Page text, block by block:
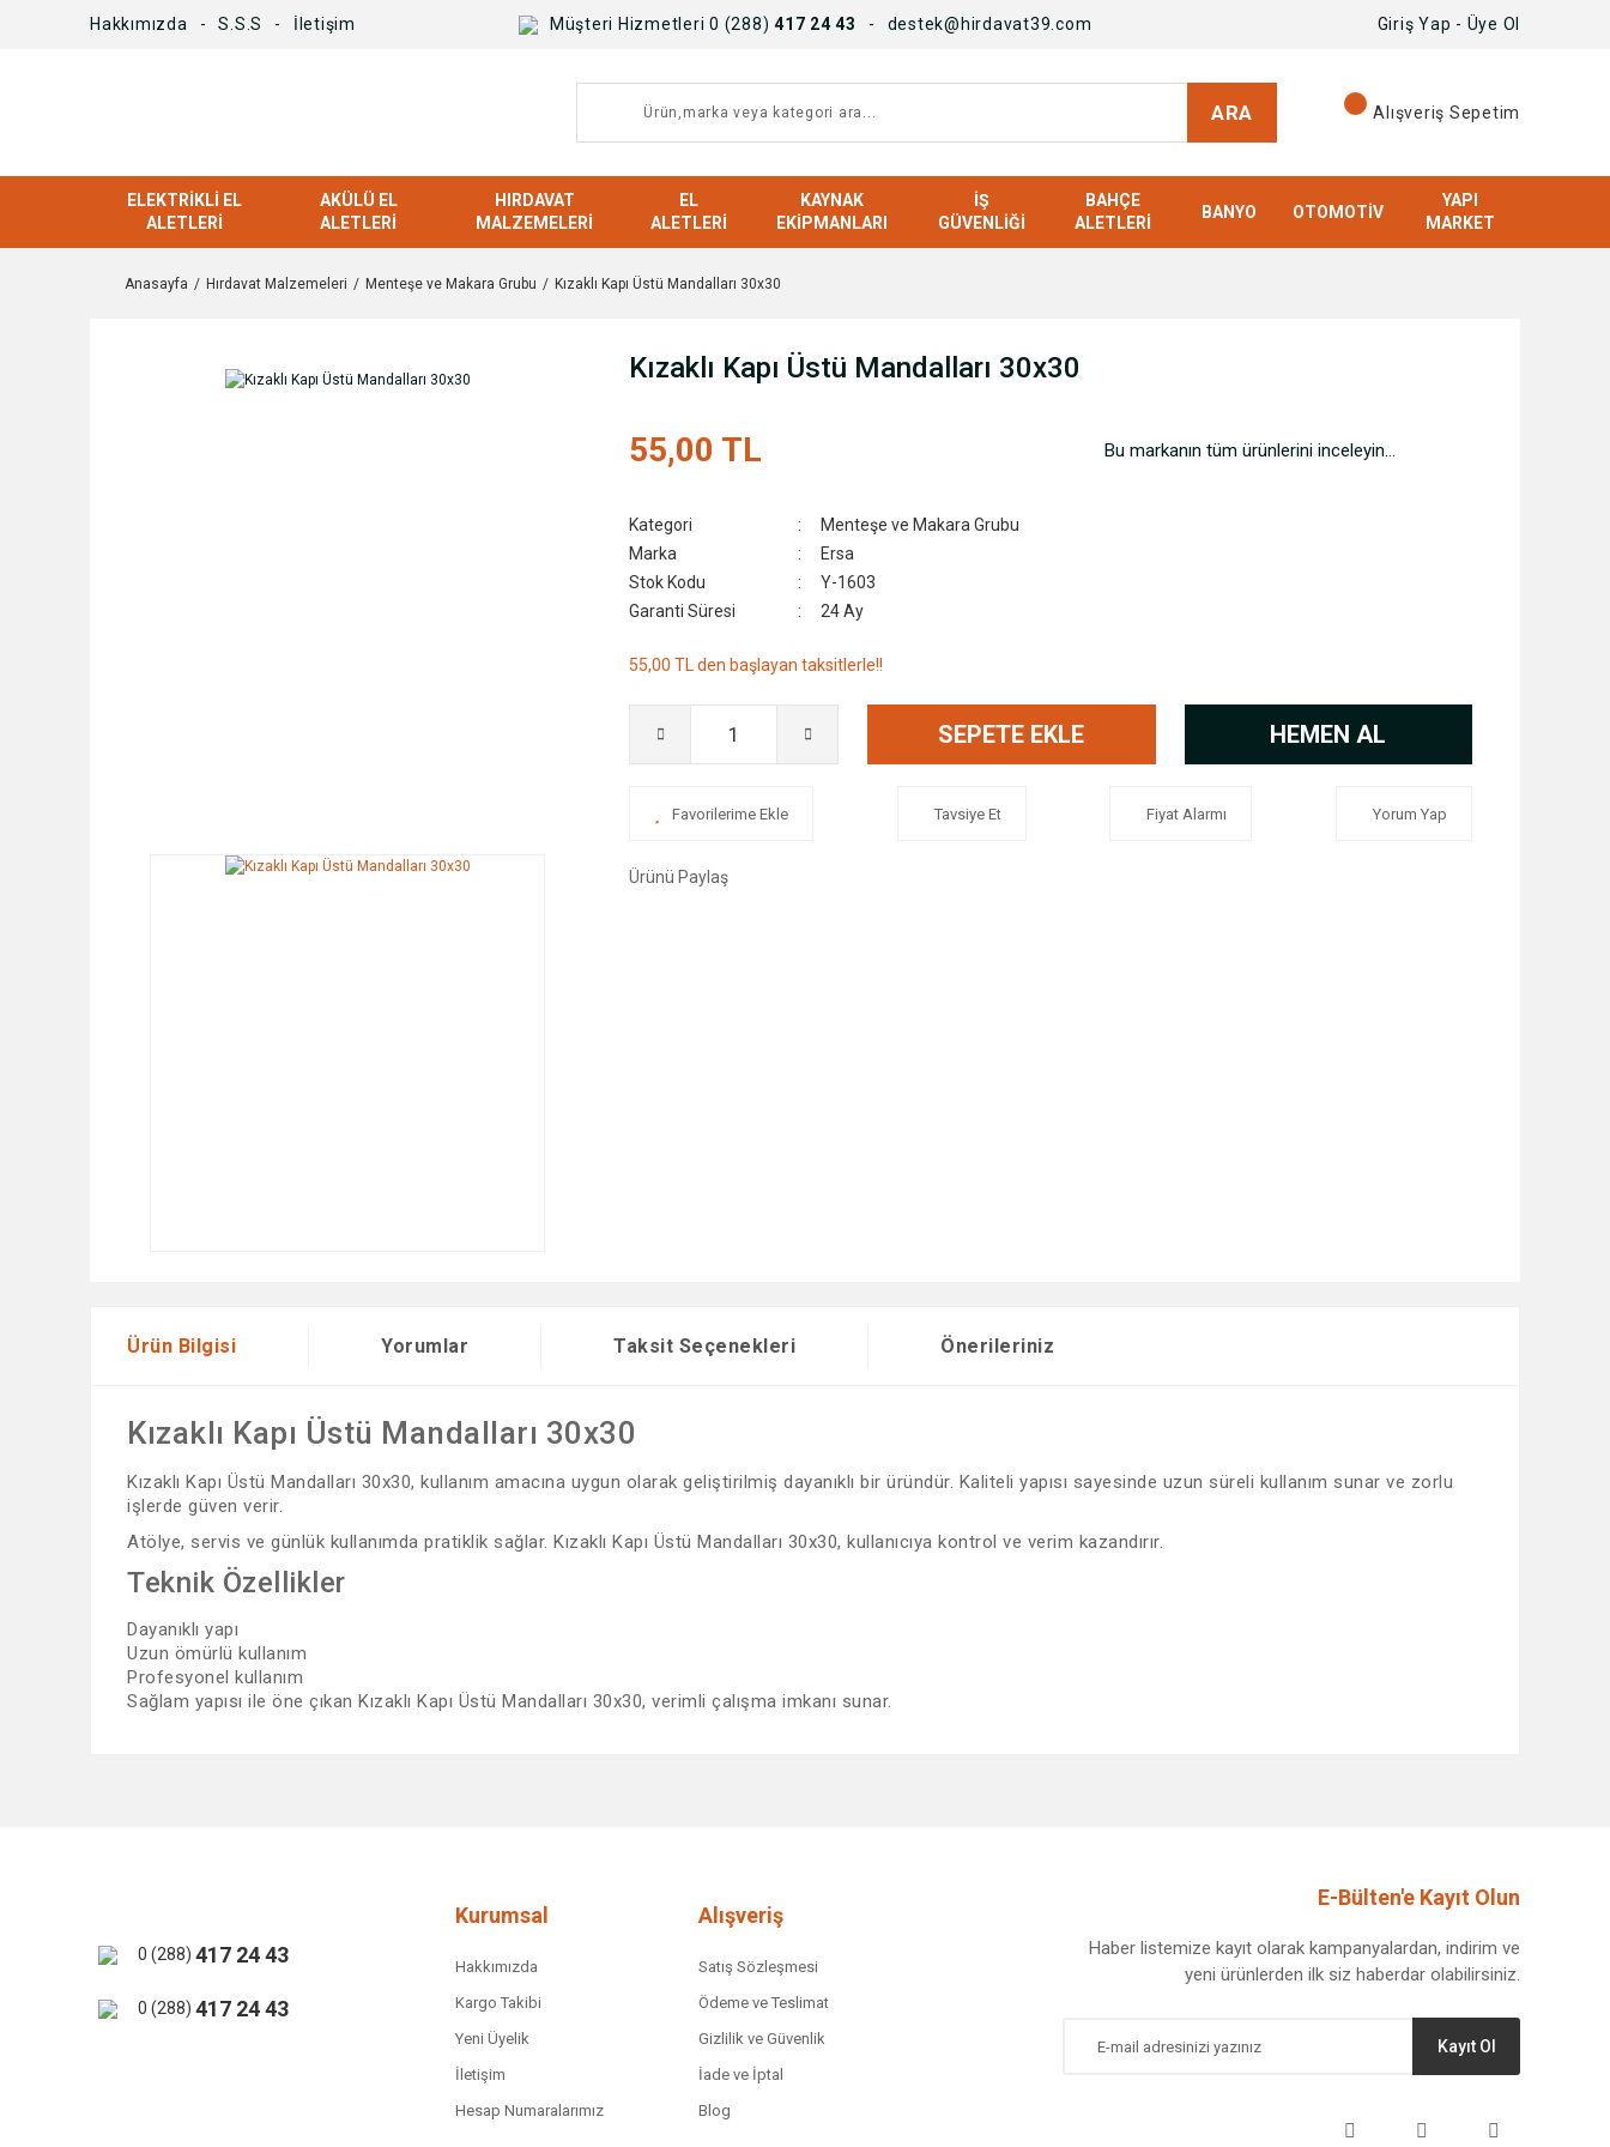
Hakkımızda S.S.S İletişim Müşteri Hizmetleri 0 (288) 417 24 43 destek@hirdavat39.com Giriş Yap - Üye Ol
ARA Alışveriş Sepetim
ELEKTRIKLI EL
ALETLERI
AKÜLÜ EL
ALETLERI
HIRDAVAT
MALZEMELERI
EL
ALETLERI
KAYNAK
EKIPMANLARI
İŞ
GÜVENLIĞI
BAHÇE
ALETLERI
BANYO OTOMOTIV
YAPI
MARKET
Anasayfa Hırdavat Malzemeleri Menteşe ve Makara Grubu Kızaklı Kapı Üstü Mandalları 30x30
Kızaklı Kapı Üstü Mandalları 30x30
55,00 TL Bu markanın tüm ürünlerini inceleyin...
Kategori
Menteşe ve Makara Grubu
Marka
Ersa
Stok Kodu
Y-1603
Garanti Süresi
24 Ay
55,00 TL den başlayan taksitlerle!!
SEPETE EKLE HEMEN AL
Tavsiye Et Fiyat Alarmı Yorum Yap
Ürünü Paylaş
Ürün Bilgisi Yorumlar Taksit Seçenekleri Önerileriniz
Kızaklı Kapı Üstü Mandalları 30x30
Kızaklı Kapı Üstü Mandalları 30x30, kullanım amacına uygun olarak geliştirilmiş dayanıklı bir üründür. Kaliteli yapısı sayesinde uzun süreli kullanım sunar ve zorlu
işlerde güven verir.
Atölye, servis ve günlük kullanımda pratiklik sağlar. Kızaklı Kapı Üstü Mandalları 30x30, kullanıcıya kontrol ve verim kazandırır.
Teknik Özellikler
Dayanıklı yapı
Uzun ömürlü kullanım
Profesyonel kullanım
Sağlam yapısı ile öne çıkan Kızaklı Kapı Üstü Mandalları 30x30, verimli çalışma imkanı sunar.
Bu ürüne benzer farklı alternatifler olmalı.
0 (288) 417 24 43
0 (288) 417 24 43
Kurumsal
Hakkımızda
Kargo Takibi
Yeni Üyelik
İletişim
Hesap Numaralarımız
Alışveriş
Satış Sözleşmesi
Ödeme ve Teslimat
Gizlilik ve Güvenlik
İade ve İptal
Blog
E-Bülten'e Kayıt Olun
Haber listemize kayıt olarak kampanyalardan, indirim ve
yeni ürünlerden ilk siz haberdar olabilirsiniz.
Kayıt Ol